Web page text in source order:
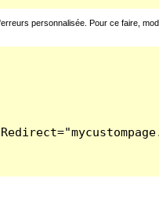
personnalisée. Pour ce faire,